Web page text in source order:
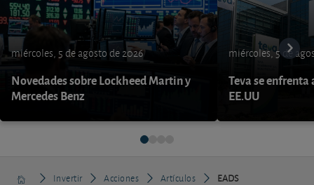
miércoles, 5 de agosto de 2026
Novedades sobre Lockheed Martin y
Mercedes Benz
miércoles, 5 de
Teva se enfrenta
EE.UU
Invertir Acciones Artículos EADS